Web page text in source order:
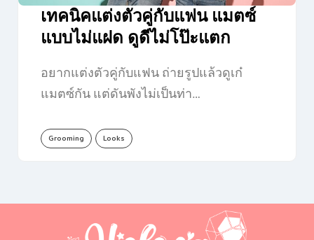
เทคนิคแต่งตัวคู่กับแฟน แมตซ์
แบบไม่แฝด ดูดีไม่โป๊ะแตก
อยากแต่งตัวคู่กับแฟน ถ่ายรูปแล้วดูเก๋
แมตซ์กัน แต่ดันพังไม่เป็นท่า…
Grooming Looks